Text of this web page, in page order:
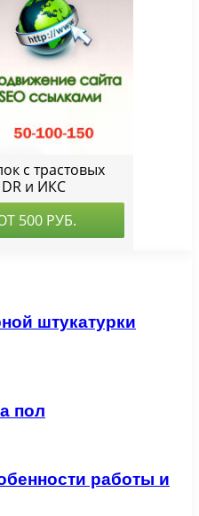
штукатурки
пол
работы и